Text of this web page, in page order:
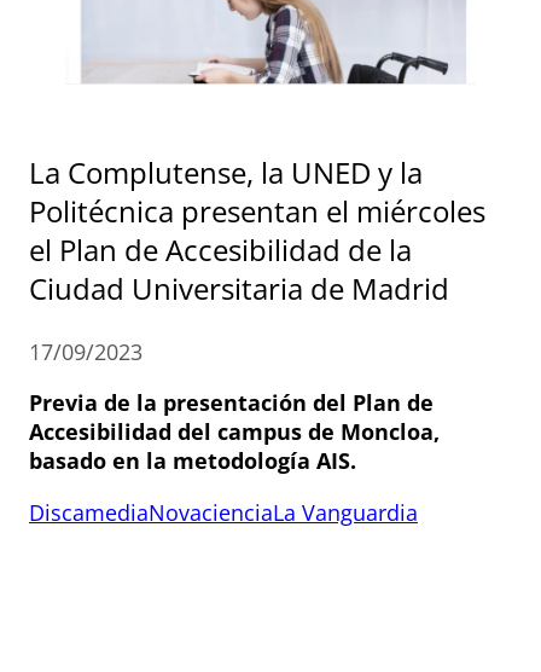
La Complutense, la UNED y la
Politécnica presentan el miércoles
el Plan de Accesibilidad de la
Ciudad Universitaria de Madrid
17/09/2023
Previa de la presentación del Plan de
Accesibilidad del campus de Moncloa,
basado en la metodología AIS.
DiscamediaNovacienciaLa Vanguardia